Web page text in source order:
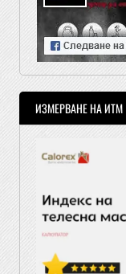
ИЗМЕРВАНЕ НА ИТМ